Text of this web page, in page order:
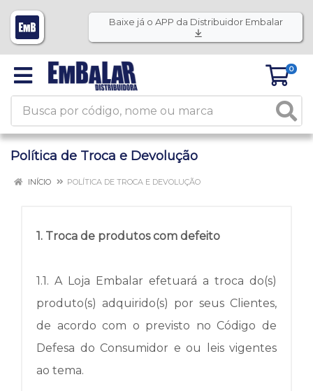
Baixe já o APP da Distribuidor Embalar
0
Política de Troca e Devolução
INÍCIO POLÍTICA DE TROCA E DEVOLUÇÃO
1. Troca de produtos com defeito
1.1. A Loja Embalar efetuará a troca do(s)
produto(s) adquirido(s) por seus Clientes,
de acordo com o previsto no Código de
Defesa do Consumidor e ou leis vigentes
ao tema.